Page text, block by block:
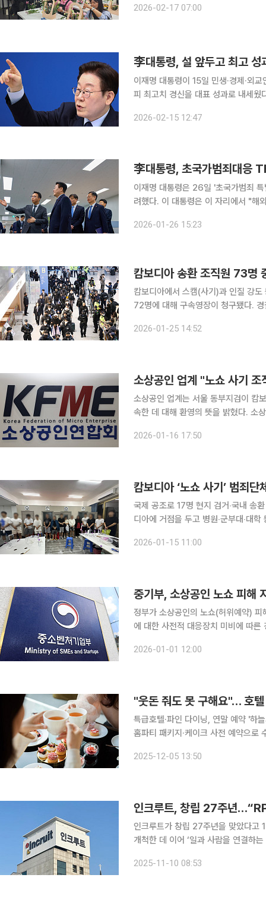
과 호기심 어린 청년들이 어깨를 부딪
2026-02-17 07:00
李대통령, 설 앞두고 최고
이재명 대통령이 15일 민생·경제·외
피 최고치 경신을 대표 성과로 내세웠다. 이 대통령은 이날 유튜브 커뮤니티에서 "설을 앞두
2026-02-15 12:47
李대통령, 초국가범죄대응
이재명 대통령은 26일 '초국가범죄
려했다. 이 대통령은 이 자리에서 "해
라"라고 강조했다. 강유정
2026-01-26 15:23
캄보디아 송환 조직원 73
캄보디아에서 스캠(사기)과 인질 강
72명에 대해 구속영장이 청구됐다. 경찰청 국가수사본부는 25일 언론 공지를 통해 "구속영장이 신
난해 7월까지 캄보디아 콜센터 사무
2026-01-25 14:52
소상공인 업계 "노쇼 사기
소상공인 업계는 서울 동부지검이
속한 데 대해 환영의 뜻을 밝혔다. 소상공인연합회(소공연)는 16일 입장문을 내고 "범죄 수익 환수
합동수사부는 15일 노쇼 사기 조직원
2026-01-16 17:50
캄보디아 ‘노쇼 사기’ 범죄
국제 공조로 17명 현지 검거‧국내 송환 보이스피싱범죄 합동수사부(김보성 부장검사)는 15일 캄
디아에 거점을 두고 병원‧군부대‧대
은 ‘노쇼 사기’로 피해자 215명으로
2026-01-15 11:00
중기부, 소상공인 노쇼 피해
정부가 소상공인의 노쇼(허위예약)
에 대한 사전적 대응장치 미비에 따른
조사 정기 실시, 피해 소상공인 법률
2026-01-01 12:00
"웃돈 줘도 못 구해요"… 호
특급호텔·파인 다이닝, 연말 예약 '하
홈파티 패키지·케이크 사전 예약으로 수요 공략 연말을 앞두고 파인 다이닝과
이 마감됐고, 예약 실패족을 겨냥한
2025-12-05 13:50
인크루트, 창립 27주년
인크루트가 창립 27주년을 맞았다고 10일 밝혔다. 인크루트는 1998년
개척한 데 이어 ‘일과 사람을 연결하
과정을 서비스화한
2025-11-10 08:53